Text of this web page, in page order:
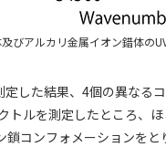
びアルカリ金属イオン錯体の
定した結果、4個の異なる
トルを測定したところ、
コンフォメーションを